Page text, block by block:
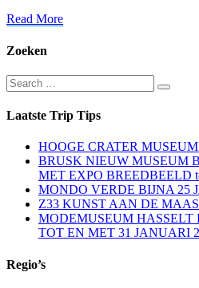
Read MoreRead
Zoeken
Search
for:
Search
Laatste Trip Tips
HOOGE CRATER
BRUSK NIEUW MUSEUM
MET EXPO BREEDBEELD
MONDO VERDE BIJNA 25
Z33 KUNST AAN DE MAAS
MODEMUSEUM HASSELT
TOT EN MET 31 JANUARI
Regio’s